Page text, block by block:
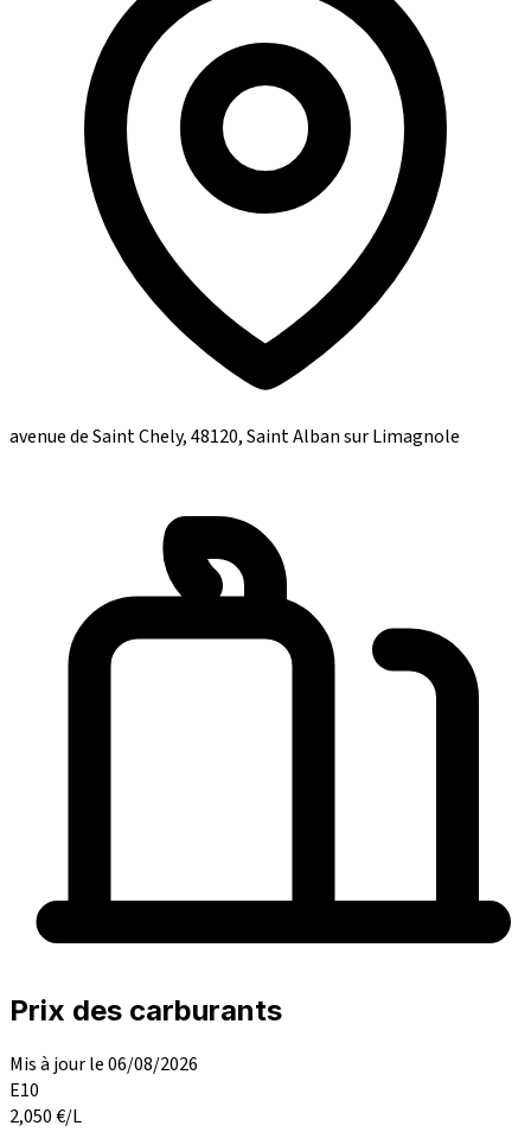
avenue de Saint Chely, 48120, Saint Alban sur Limagnole
Prix des carburants
Mis à jour le 06/08/2026
E10
2,050€/L